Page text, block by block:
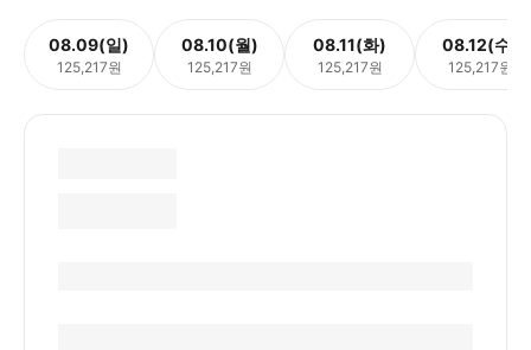
08.09(일)
125,217원
08.10(월)
125,217원
08.11(화)
125,217원
08.12(수)
125,217원